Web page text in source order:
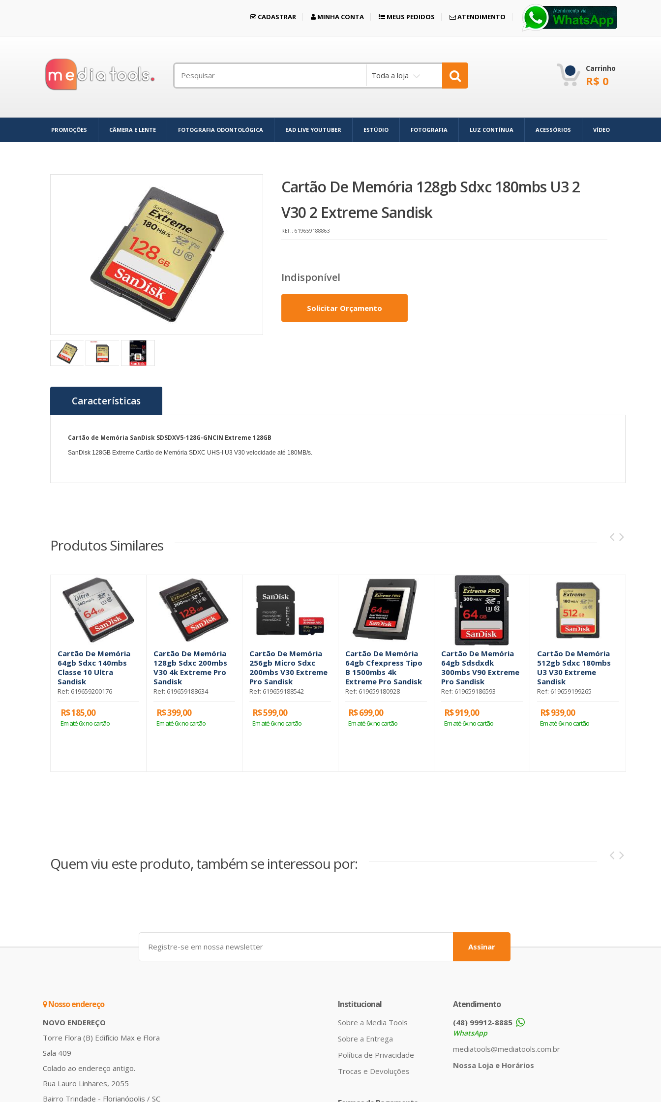
CADASTRAR MINHA CONTA MEUS PEDIDOS ATENDIMENTO
Toda a loja
Carrinho
R$ 0
PROMOÇÕES CÂMERA E LENTE FOTOGRAFIA ODONTOLÓGICA EAD LIVE YOUTUBER ESTÚDIO FOTOGRAFIA LUZ CONTÍNUA ACESSÓRIOS VÍDEO
Cartão De Memória 128gb Sdxc 180mbs U3 2
V30 2 Extreme Sandisk
REF.: 619659188863
Indisponível
Solicitar Orçamento
Características
Cartão de Memória SanDisk SDSDXV5-128G-GNCIN Extreme 128GB
SanDisk 128GB Extreme Cartão de Memória SDXC UHS-I U3 V30 velocidade até 180MB/s.
Produtos Similares
Cartão De Memória
64gb Sdxc 140mbs
Classe 10 Ultra
Sandisk
Ref: 619659200176
R$ 185,00
Em até 6x no cartão
Cartão De Memória
128gb Sdxc 200mbs
V30 4k Extreme Pro
Sandisk
Ref: 619659188634
R$ 399,00
Em até 6x no cartão
Cartão De Memória
256gb Micro Sdxc
200mbs V30 Extreme
Pro Sandisk
Ref: 619659188542
R$ 599,00
Em até 6x no cartão
Cartão De Memória
64gb Cfexpress Tipo
B 1500mbs 4k
Extreme Pro Sandisk
Ref: 619659180928
R$ 699,00
Em até 6x no cartão
Cartão De Memória
64gb Sdsdxdk
300mbs V90 Extreme
Pro Sandisk
Ref: 619659186593
R$ 919,00
Em até 6x no cartão
Cartão De Memória
512gb Sdxc 180mbs
U3 V30 Extreme
Sandisk
Ref: 619659199265
R$ 939,00
Em até 6x no cartão
Quem viu este produto, também se interessou por:
Assinar
Nosso endereço
NOVO ENDEREÇO
Torre Flora (B) Edifício Max e Flora
Sala 409
Colado ao endereço antigo.
Rua Lauro Linhares, 2055
Bairro Trindade - Florianópolis / SC
Institucional
Sobre a Media Tools
Sobre a Entrega
Política de Privacidade
Trocas e Devoluções
Atendimento
(48) 99912-8885
WhatsApp
mediatools@mediatools.com.br
Nossa Loja e Horários